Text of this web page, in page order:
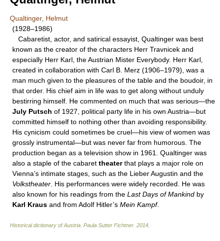
Qualtinger, Helmut
(1928–1986)
Cabaretist, actor, and satirical essayist, Qualtinger was best
known as the creator of the characters Herr Travnicek and
especially Herr Karl, the Austrian Mister Everybody. Herr Karl,
created in collaboration with Carl B. Merz (1906–1979), was a
man much given to the pleasures of the table and the boudoir, in
that order. His chief aim in life was to get along without unduly
bestirring himself. He commented on much that was serious—the
July Putsch of 1927, political party life in his own Austria—but
committed himself to nothing other than avoiding responsibility.
His cynicism could sometimes be cruel—his view of women was
grossly instrumental—but was never far from humorous. The
production began as a television show in 1961. Qualtinger was
also a staple of the cabaret theaterthat plays a major role on
Vienna’s intimate stages, such as the Lieber Augustin and the
Volkstheater . His performances were widely recorded. He was
also known for his readings from the Last Days of Mankind by
Karl Kraus and from Adolf Hitler’s Mein Kampf.
Historical dictionary of Austria Paula Sutter Fichtner 2014